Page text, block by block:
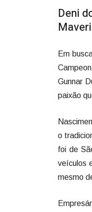
Deni
Em
Gunnar
paixão
o
foi de
veículos
mesmo